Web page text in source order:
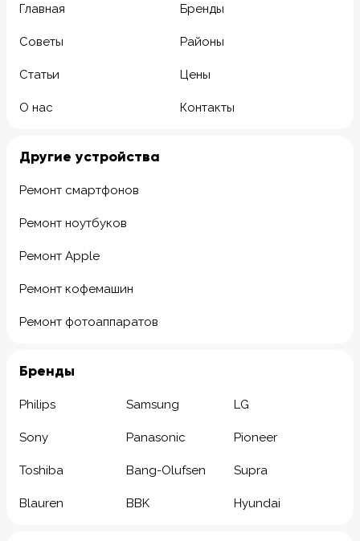
Главная Бренды
Советы Районы
Статьи Цены
О нас Контакты
Другие устройства
Ремонт смартфонов
Ремонт ноутбуков
Ремонт Apple
Ремонт кофемашин
Ремонт фотоаппаратов
Бренды
Philips Samsung LG
Sony Panasonic Pioneer
Toshiba Bang-Olufsen Supra
Blauren BBK Hyundai